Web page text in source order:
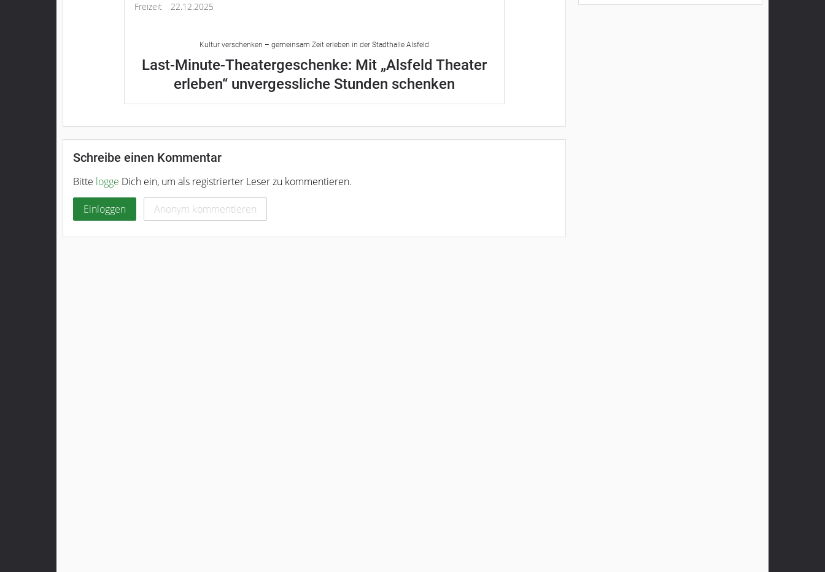
Freizeit 22.12.2025
Kultur verschenken – gemeinsam Zeit erleben in der Stadthalle Alsfeld
Last-Minute-Theatergeschenke: Mit „Alsfeld Theater
erleben“ unvergessliche Stunden schenken
Schreibe einen Kommentar
Bitte logge Dich ein, um als registrierter Leser zu kommentieren.
Einloggen Anonym kommentieren